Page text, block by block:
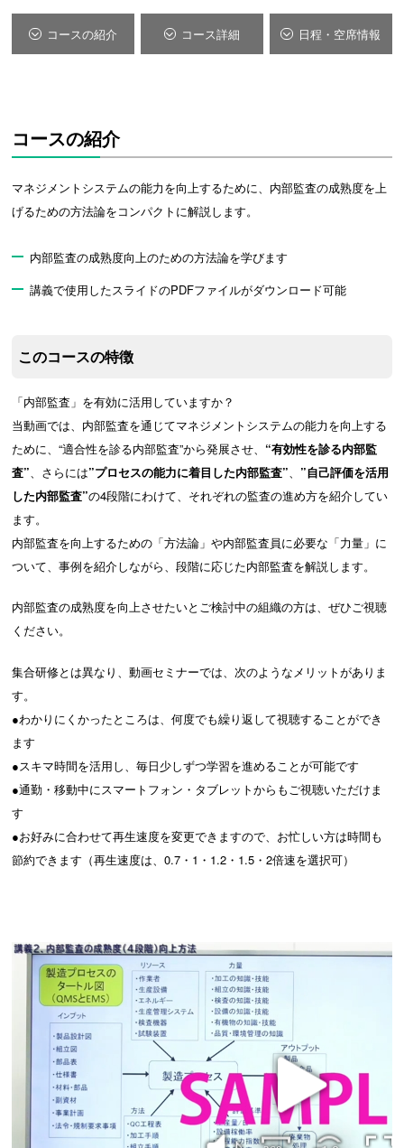
コースの紹介 コース詳細 日程・空席情報
コースの紹介
マネジメントシステムの能力を向上するために、内部監査の成熟度を上
げるための方法論をコンパクトに解説します。
内部監査の成熟度向上のための方法論を学びます
講義で使用したスライドのPDFファイルがダウンロード可能
このコースの特徴
「内部監査」を有効に活用していますか？
当動画では、内部監査を通じてマネジメントシステムの能力を向上する
ために、“適合性を診る内部監査”から発展させ、 “有効性を診る内部監
査”、さらには”プロセスの能力に着目した内部監査”、 ”自己評価を活用
した内部監査”の4段階にわけて、それぞれの監査の進め方を紹介してい
ます。
内部監査を向上するための「方法論」や内部監査員に必要な「力量」に
ついて、事例を紹介しながら、段階に応じた内部監査を解説します。
内部監査の成熟度を向上させたいとご検討中の組織の方は、ぜひご視聴
ください。
集合研修とは異なり、動画セミナーでは、次のようなメリットがありま
す。
●わかりにくかったところは、何度でも繰り返して視聴することができ
ます
●スキマ時間を活用し、毎日少しずつ学習を進めることが可能です
●通勤・移動中にスマートフォン・タブレットからもご視聴いただけま
す
●お好みに合わせて再生速度を変更できますので、お忙しい方は時間も
節約できます（再生速度は、0.7・1・1.2・1.5・2倍速を選択可）